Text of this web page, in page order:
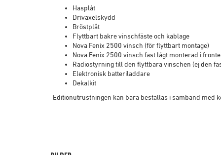
Hasplåt
Drivaxelskydd
Bröstplåt
Flyttbart bakre vinschfäste och kablage
Nova Fenix 2500 vinsch (för flyttbart montage)
Nova Fenix 2500 vinsch fast lågt monterad i
Radiostyrning till den flyttbara vinschen (ej den
Elektronisk batteriladdare
Dekalkit
Editionutrustningen kan bara beställas i samband med